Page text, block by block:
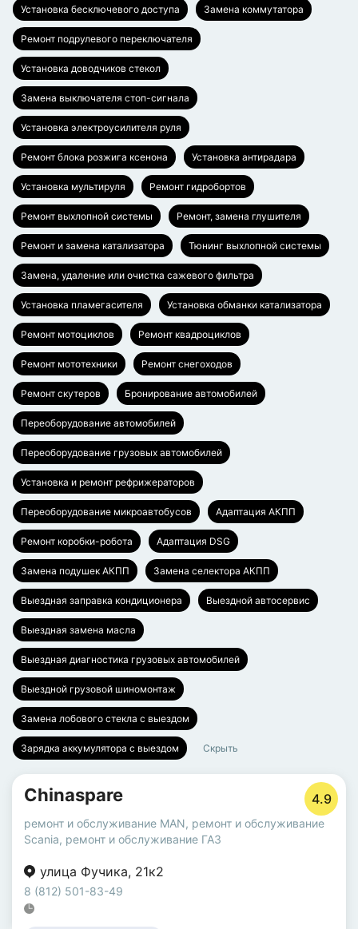
Установка бесключевого доступа Замена коммутатора
Ремонт подрулевого переключателя
Установка доводчиков стекол
Замена выключателя стоп-сигнала
Установка электроусилителя руля
Ремонт блока розжига ксенона Установка антирадара
Установка мультируля Ремонт гидробортов
Ремонт выхлопной системы Ремонт, замена глушителя
Ремонт и замена катализатора Тюнинг выхлопной системы
Замена, удаление или очистка сажевого фильтра
Установка пламегасителя Установка обманки катализатора
Ремонт мотоциклов Ремонт квадроциклов
Ремонт мототехники Ремонт снегоходов
Ремонт скутеров Бронирование автомобилей
Переоборудование автомобилей
Переоборудование грузовых автомобилей
Установка и ремонт рефрижераторов
Переоборудование микроавтобусов Адаптация АКПП
Ремонт коробки-робота Адаптация DSG
Замена подушек АКПП Замена селектора АКПП
Выездная заправка кондиционера Выездной автосервис
Выездная замена масла
Выездная диагностика грузовых автомобилей
Выездной грузовой шиномонтаж
Замена лобового стекла с выездом
Зарядка аккумулятора с выездом Скрыть
Chinaspare 4.9
ремонт и обслуживание MAN, ремонт и обслуживание
Scania, ремонт и обслуживание ГАЗ
улица Фучика, 21к2
8 (812) 501-83-49